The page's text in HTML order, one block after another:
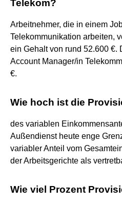
Telekom?
Arbeitnehmer, die in einem
Telekommunikation arbeiten,
ein Gehalt von rund 52.600 €.
Account Manager/in
€.
Wie hoch ist die
des variablen
Außendienst heute enge
variabler Anteil vom
der Arbeitsgerichte als
Wie viel Prozent